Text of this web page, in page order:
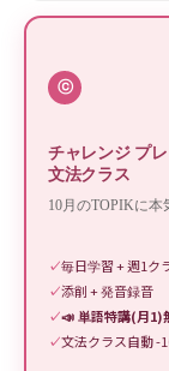
ⓒ
チャレンジ プ
文法クラス
10月のTOPIKに本
毎日学習 + 週1ク
添削 + 発音録音
📣 単語特講(月1)
文法クラス自動 -